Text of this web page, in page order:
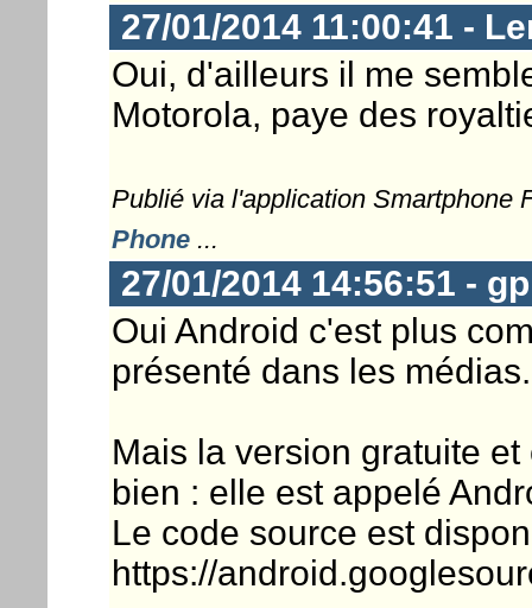
27/01/2014 11:00:41 -
Oui, d'ailleurs il me
Motorola, paye des
Publié via l'application Smartphone
Phone...
27/01/2014 14:56:51 -
Oui Android c'est plus
présenté dans les médias.
Mais la version gratuite
bien : elle est appelé
Le code source est
https://